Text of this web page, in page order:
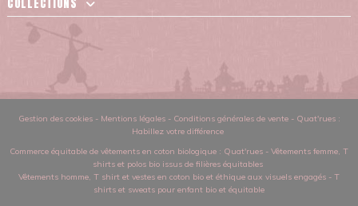
Gestion des cookies- Mentions légales- Conditions générales de vente- Quat'rues :
Habillez votre différence
Commerce équitable de vêtements en coton biologique : Quat'rues - Vêtements femme, T
shirts et polos bio issus de filières équitables
Vêtements homme, T shirt et vestes en coton bio et éthique aux visuels engagés - T
shirts et sweats pour enfant bio et équitable